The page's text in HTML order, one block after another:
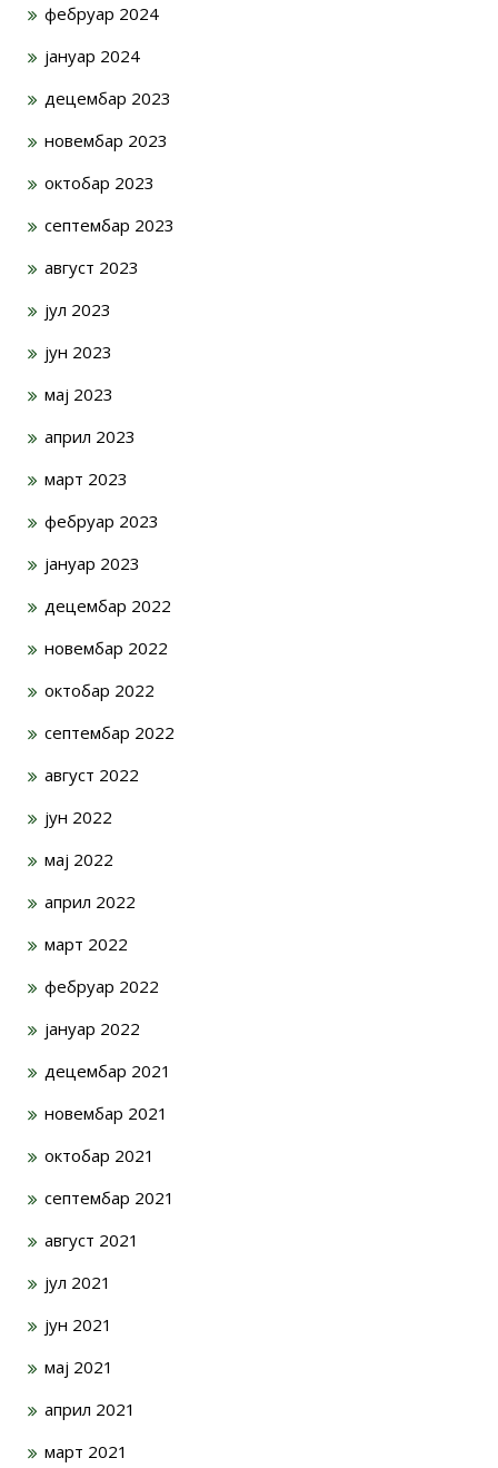
фебруар 2024
јануар 2024
децембар 2023
новембар 2023
октобар 2023
септембар 2023
август 2023
јул 2023
јун 2023
мај 2023
април 2023
март 2023
фебруар 2023
јануар 2023
децембар 2022
новембар 2022
октобар 2022
септембар 2022
август 2022
јун 2022
мај 2022
април 2022
март 2022
фебруар 2022
јануар 2022
децембар 2021
новембар 2021
октобар 2021
септембар 2021
август 2021
јул 2021
јун 2021
мај 2021
април 2021
март 2021